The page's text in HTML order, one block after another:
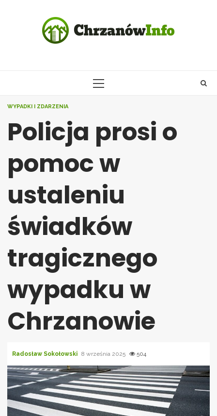
PRIMARY
WYPADKI I ZDARZENIA
Policja prosi o
pomoc w
ustaleniu
świadków
tragicznego
wypadku w
Chrzanowie
Radosław Sokołowski 8 września 2025 504